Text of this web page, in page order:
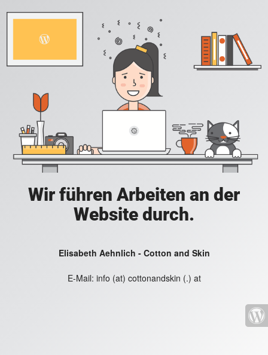
Wir führen Arbeiten an der
Website durch.
Elisabeth Aehnlich - Cotton and Skin
E-Mail: info (at) cottonandskin (.) at